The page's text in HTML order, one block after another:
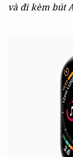
và đi kèm bút